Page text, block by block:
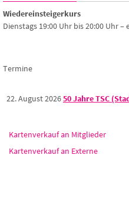
Wiedereinsteigerkurs
Dienstags 19:00 Uhr bis 20:00 Uhr
Termine
22. August 202650 Jahre TSC
Kartenverkauf an Mitglieder
Kartenverkauf an Externe